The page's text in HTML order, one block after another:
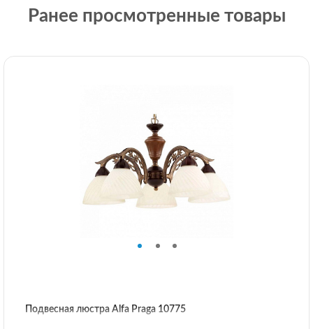
Ранее просмотренные товары
Подвесная люстра Alfa Praga 10775